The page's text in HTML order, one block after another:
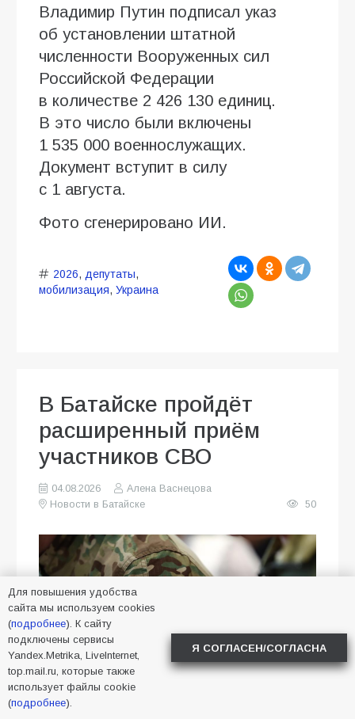
Владимир Путин подписал указ
об установлении штатной
численности Вооруженных сил
Российской Федерации
в количестве 2 426 130 единиц.
В это число были включены
1 535 000 военнослужащих.
Документ вступит в силу
с 1 августа.
Фото сгенерировано ИИ.
2026, депутаты,
мобилизация, Украина
В Батайске пройдёт
расширенный приём
участников СВО
04.08.2026
Алена Васнецова
Новости в Батайске
50
Для повышения удобства
сайта мы используем cookies
(подробнее). К сайту
подключены сервисы
Yandex.Metrika, LiveInternet,
top.mail.ru, которые также
использует файлы cookie
(подробнее).
Я СОГЛАСЕН/СОГЛАСНА